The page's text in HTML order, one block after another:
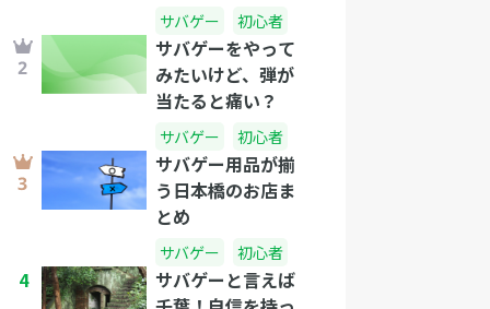
サバゲー 初心者
サバゲーをやって
みたいけど、弾が
当たると痛い？
サバゲー 初心者
サバゲー用品が揃
う日本橋のお店ま
とめ
サバゲー 初心者
4
サバゲーと言えば